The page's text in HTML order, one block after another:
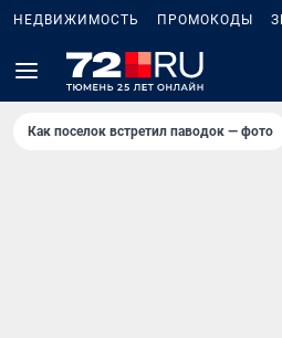
НЕДВИЖИМОСТЬ ПРОМОКОДЫ
Как поселок встретил паводок — фото